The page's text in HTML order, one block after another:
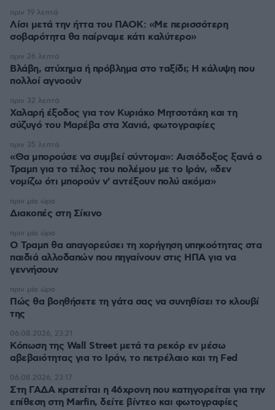
Λίσι μετά την ήττα του ΠΑΟΚ: «Με περισσότερη
σοβαρότητα θα παίρναμε κάτι καλύτερο»
πριν 19 λεπτά
Βλάβη, ατύχημα ή πρόβλημα στο ταξίδι; Η κάλυψη που
πολλοί αγνοούν
πριν 26 λεπτά
Χαλαρή έξοδος για τον Κυριάκο Μητσοτάκη και τη
σύζυγό του Μαρέβα στα Χανιά, φωτογραφίες
πριν 32 λεπτά
«Θα μπορούσε να συμβεί σύντομα»: Αισιόδοξος ξανά ο
Τραμπ για το τέλος του πολέμου με το Ιράν, «δεν
νομίζω ότι μπορούν ν' αντέξουν πολύ ακόμα»
πριν 35 λεπτά
Διακοπές στη Σίκινο
πριν μία ώρα
Ο Τραμπ θα απαγορεύσει τη χορήγηση υπηκοότητας στα
παιδιά αλλοδαπών που πηγαίνουν στις ΗΠΑ για να
γεννήσουν
πριν μία ώρα
Πώς θα βοηθήσετε τη γάτα σας να συνηθίσει το κλουβί
της
πριν μία ώρα
Κόπωση της Wall Street μετά τα ρεκόρ εν μέσω
αβεβαιότητας για το Ιράν, το πετρέλαιο και τη Fed
06.08.2026, 23:21
Στη ΓΑΔΑ κρατείται η 46χρονη που κατηγορείται για την
επίθεση στη Marfin, δείτε βίντεο και φωτογραφίες
06.08.2026, 23:17